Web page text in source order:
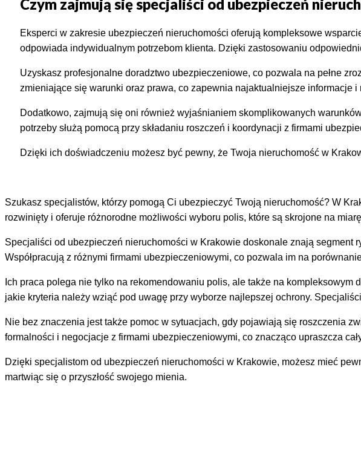
Czym zajmują się specjaliści od ubezpieczeń
Eksperci w zakresie ubezpieczeń nieruchomości oferują kompleksowe
odpowiada indywidualnym potrzebom klienta. Dzięki zastosowaniu
Uzyskasz profesjonalne doradztwo ubezpieczeniowe, co pozwala na pełne
zmieniające się warunki oraz prawa, co zapewnia najaktualniejsze informacje
Dodatkowo, zajmują się oni również wyjaśnianiem skomplikowanych
potrzeby służą pomocą przy składaniu roszczeń i koordynacji z firmami
Dzięki ich doświadczeniu możesz być pewny, że Twoja nieruchomość w
Szukasz specjalistów, którzy pomogą Ci ubezpieczyć Twoją nieruchomość? W
rozwinięty i oferuje różnorodne możliwości wyboru polis, które są skrojone na
Specjaliści od ubezpieczeń nieruchomości w Krakowie doskonale znają
Współpracują z różnymi firmami ubezpieczeniowymi, co pozwala im na
Ich praca polega nie tylko na rekomendowaniu polis, ale także na
jakie kryteria należy wziąć pod uwagę przy wyborze najlepszej ochrony.
Nie bez znaczenia jest także pomoc w sytuacjach, gdy pojawiają się roszczenia
formalności i negocjacje z firmami ubezpieczeniowymi, co znacząco upraszcza
Dzięki specjalistom od ubezpieczeń nieruchomości w Krakowie, możesz mieć
martwiąc się o przyszłość swojego mienia.